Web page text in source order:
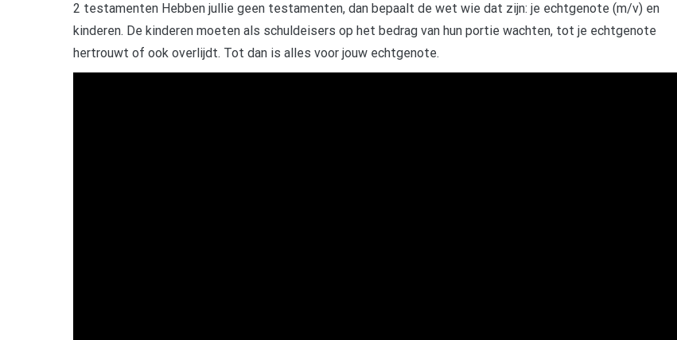
2 testamenten Hebben jullie geen testamenten, dan bepaalt de wet wie dat zijn: je echtgenote (m/v) en
kinderen. De kinderen moeten als schuldeisers op het bedrag van hun portie wachten, tot je echtgenote
hertrouwt of ook overlijdt. Tot dan is alles voor jouw echtgenote.